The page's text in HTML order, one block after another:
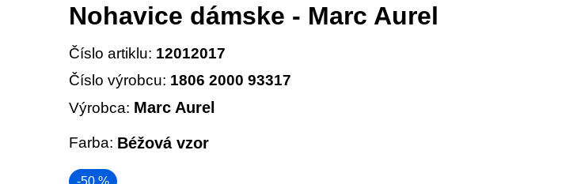
Nohavice dámske - Marc Aurel
Číslo artiklu: 12012017
Číslo výrobcu: 1806 2000 93317
Výrobca: Marc Aurel
Farba: Béžová vzor
-50 %